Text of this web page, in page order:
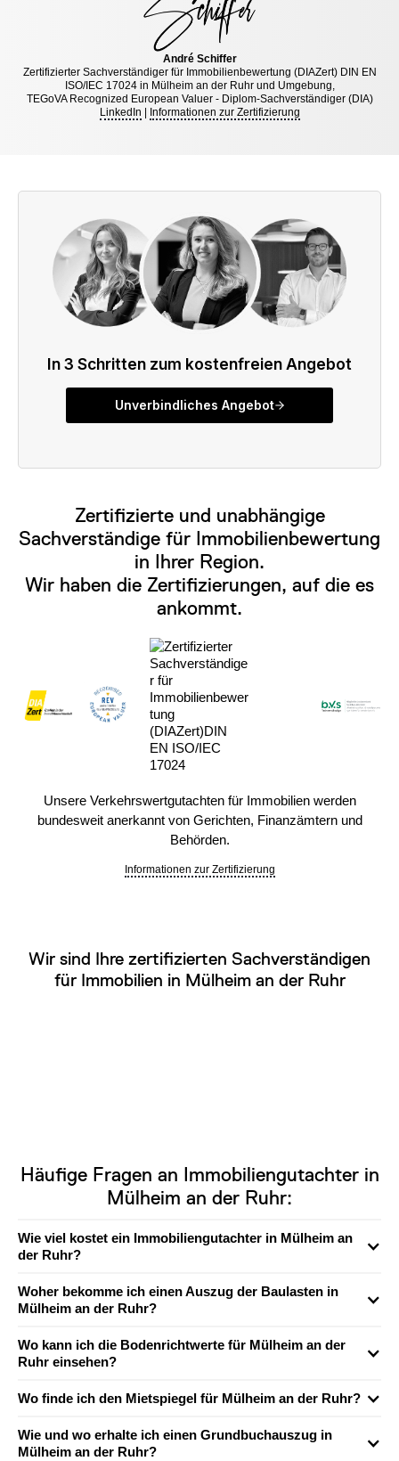
André Schiffer
Zertifizierter Sachverständiger für Immobilienbewertung (DIAZert) DIN EN
ISO/IEC 17024 in Mülheim an der Ruhr und Umgebung,
TEGoVA Recognized European Valuer - Diplom-Sachverständiger (DIA)
LinkedIn
Informationen zur Zertifizierung
Zertifizierte und unabhängige
Sachverständige für Immobilienbewertung
in Ihrer Region.
Wir haben die Zertifizierungen, auf die es
ankommt.
Unsere Verkehrswertgutachten für Immobilien werden
bundesweit anerkannt von Gerichten, Finanzämtern und
Behörden.
Informationen zur Zertifizierung
Wir sind Ihre zertifizierten Sachverständigen
für Immobilien in Mülheim an der Ruhr
Häufige Fragen an Immobiliengutachter in
Mülheim an der Ruhr:
Wie viel kostet ein Immobiliengutachter in Mülheim an
der Ruhr?
Woher bekomme ich einen Auszug der Baulasten in
Mülheim an der Ruhr?
Wo kann ich die Bodenrichtwerte für Mülheim an der
Ruhr einsehen?
Wo finde ich den Mietspiegel für Mülheim an der Ruhr?
Wie und wo erhalte ich einen Grundbuchauszug in
Mülheim an der Ruhr?